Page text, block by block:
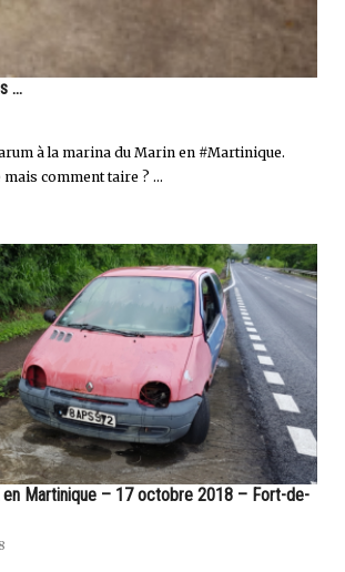
...
à la marina du Marin en #Martinique.
comment taire ? ...
en Martinique – 17 octobre 2018 – Fort-de-